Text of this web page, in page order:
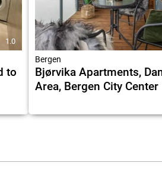
1.0
to
Bergen
Bjørvika Apartments,
Area, Bergen City Center